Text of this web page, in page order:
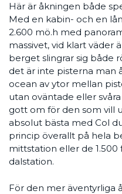
Här är åkningen både
Med en kabin- och en
2.600 mö.h med
massivet, vid klart väder
berget slingrar sig både
det är inte pisterna man
ocean av ytor mellan
utan oväntade eller
gott om för den som vill
absolut bästa med Col
princip överallt på hela
mittstation eller de
dalstation.
För den mer äventyrliga